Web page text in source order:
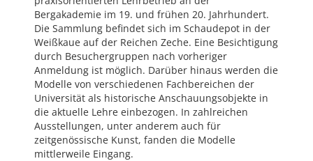
Bergakademie im 19. und frühen 20. Jahrhundert.
Die Sammlung befindet sich im Schaudepot in der
Weißkaue auf der Reichen Zeche. Eine Besichtigung
durch Besuchergruppen nach vorheriger
Anmeldung ist möglich. Darüber hinaus werden die
Modelle von verschiedenen Fachbereichen der
Universität als historische Anschauungsobjekte in
die aktuelle Lehre einbezogen. In zahlreichen
Ausstellungen, unter anderem auch für
zeitgenössische Kunst, fanden die Modelle
mittlerweile Eingang.